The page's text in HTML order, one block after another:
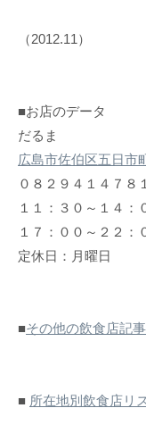
（2012.11）
■お店のデータ
だるま
広島市佐伯区五日市
０８２９４１４７８１
１１：３０～１４：
１７：００～２２：
定休日：月曜日
■その他の飲食店記
■ 所在地別飲食店リ